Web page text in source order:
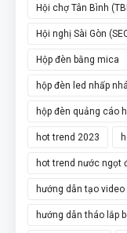
Hội chợ Tân Bình
Hội nghị Sài Gòn
Hộp đèn bằng mica
hộp đèn led nhấp
hộp đèn quảng cáo
hot trend 2023
hot trend nước ngọt
hướng dẫn tạo video
hướng dẫn tháo lắp